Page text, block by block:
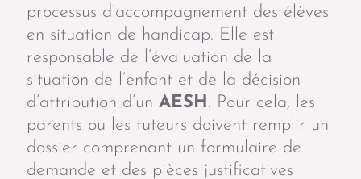
processus d’accompagnement des élèves
en situation de handicap. Elle est
responsable de l’évaluation de la
situation de l’enfant et de la décision
d’attribution d’un AESH . Pour cela, les
parents ou les tuteurs doivent remplir un
dossier comprenant un formulaire de
demande et des pièces justificatives